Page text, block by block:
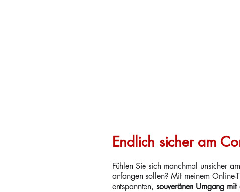
Endlich sicher am
Fühlen Sie sich manchmal unsicher
anfangen sollen? Mit meinem Online-
entspannten, souveränen Umgang mit